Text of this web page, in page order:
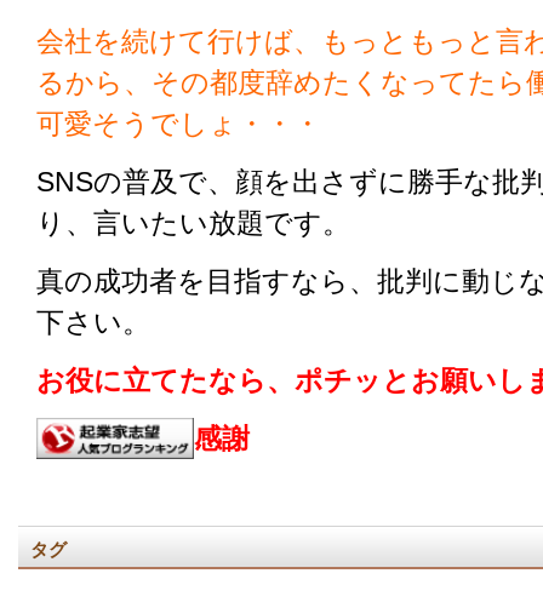
会社を続けて行けば、もっともっと言
るから、その都度辞めたくなってたら
可愛そうでしょ・・・
SNSの普及で、顔を出さずに勝手な批
り、言いたい放題です。
真の成功者を目指すなら、批判に動じ
下さい。
お役に立てたなら、ポチッとお願いし
感謝
タグ